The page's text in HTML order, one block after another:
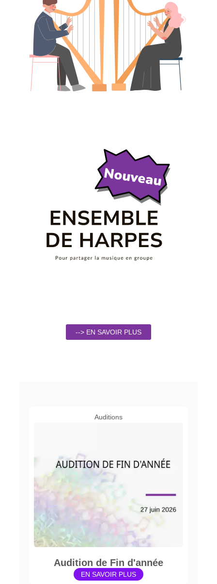
--> EN SAVOIR PLUS
Auditions
Audition de Fin d'année
EN SAVOIR PLUS